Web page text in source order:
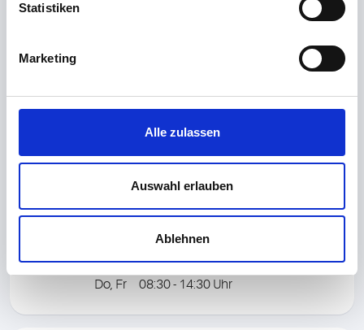
Statistiken
Marketing
Alle zulassen
Auswahl erlauben
Ablehnen
Adresse in Google Maps öffnen
Öffnungszeiten
Mo, Di 08:30 - 14:30 Uhr
Do, Fr 08:30 - 14:30 Uhr